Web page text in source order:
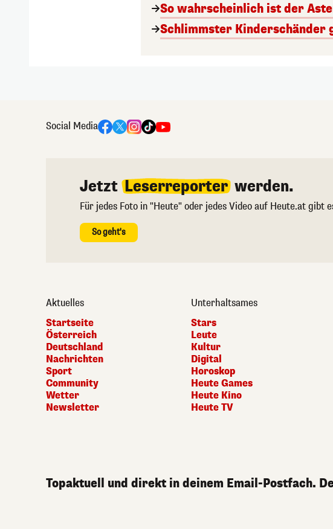
So wahrscheinlich ist der
Schlimmster Kinderschänder
Social Media
Jetzt Leserreporter werden.
Für jedes Foto in "Heute" oder jedes Video auf Heute.at gibt
So geht's
Aktuelles
Startseite
Österreich
Deutschland
Nachrichten
Sport
Community
Wetter
Newsletter
Unterhaltsames
Stars
Leute
Kultur
Digital
Horoskop
Heute Games
Heute Kino
Heute TV
Topaktuell und direkt in deinem Email-Postfach.